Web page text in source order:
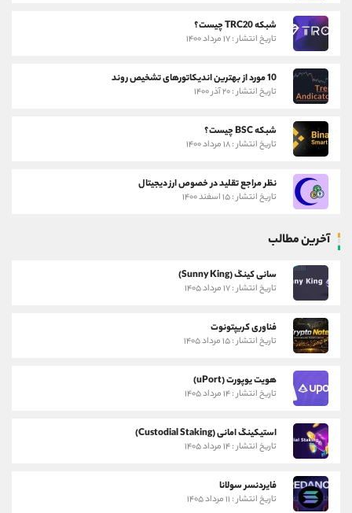
شبکه TRC20 چیست؟
تاریخ انتشار : ۱۷ مرداد ۱۴۰۰
10 مورد از بهترین اندیکاتورهای تشخیص روند
تاریخ انتشار : ۲۰ آذر ۱۴۰۰
شبکه BSC چیست؟
تاریخ انتشار : ۱۸ مرداد ۱۴۰۰
نظر مراجع تقلید در خصوص ارز دیجیتال
تاریخ انتشار : ۱۵ اسفند ۱۴۰۰
آخرین مطالب
سانی کینگ (Sunny King)
تاریخ انتشار : ۱۷ مرداد ۱۴۰۵
فناوری کریپتونوت
تاریخ انتشار : ۱۵ مرداد ۱۴۰۵
هویت یوپورت (uPort)
تاریخ انتشار : ۱۴ مرداد ۱۴۰۵
استیکینگ امانی (Custodial Staking)
تاریخ انتشار : ۱۴ مرداد ۱۴۰۵
فایردنسر سولانا
تاریخ انتشار : ۱۱ مرداد ۱۴۰۵